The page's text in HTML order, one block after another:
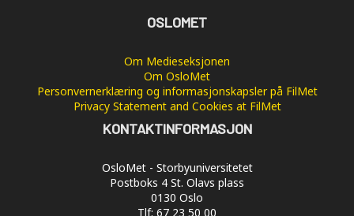
OSLOMET
Om Medieseksjonen
Om OsloMet
Personvernerklæring og informasjonskapsler på FilMet
Privacy Statement and Cookies at FilMet
KONTAKTINFORMASJON
OsloMet - Storbyuniversitetet
Postboks 4 St. Olavs plass
0130 Oslo
Tlf: 67 23 50 00